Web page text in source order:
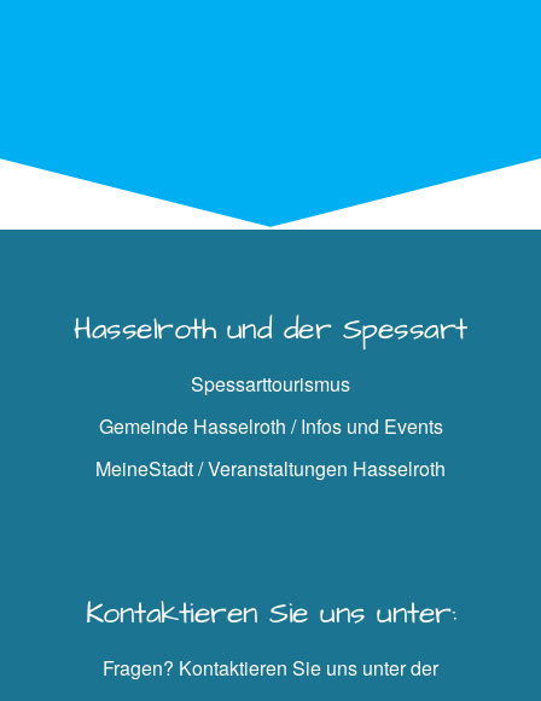
Hasselroth und der Spessart
Spessarttourismus
Gemeinde Hasselroth / Infos und Events
MeineStadt / Veranstaltungen Hasselroth
Kontaktieren Sie uns unter:
Fragen? Kontaktieren Sie uns unter der